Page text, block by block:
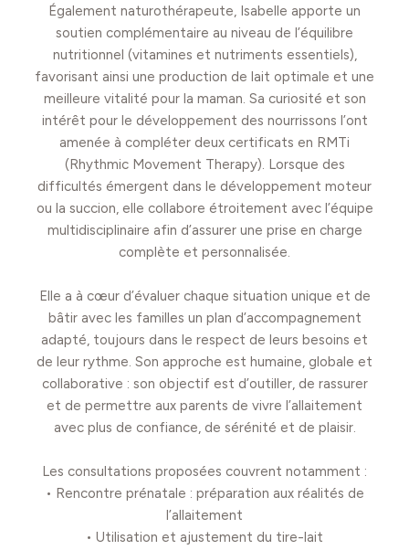
Également naturothérapeute, Isabelle apporte un
soutien complémentaire au niveau de l’équilibre
nutritionnel (vitamines et nutriments essentiels),
favorisant ainsi une production de lait optimale et une
meilleure vitalité pour la maman. Sa curiosité et son
intérêt pour le développement des nourrissons l’ont
amenée à compléter deux certificats en RMTi
(Rhythmic Movement Therapy). Lorsque des
difficultés émergent dans le développement moteur
ou la succion, elle collabore étroitement avec l’équipe
multidisciplinaire afin d’assurer une prise en charge
complète et personnalisée.
Elle a à cœur d’évaluer chaque situation unique et de
bâtir avec les familles un plan d’accompagnement
adapté, toujours dans le respect de leurs besoins et
de leur rythme. Son approche est humaine, globale et
collaborative : son objectif est d’outiller, de rassurer
et de permettre aux parents de vivre l’allaitement
avec plus de confiance, de sérénité et de plaisir.
Les consultations proposées couvrent notamment :
• Rencontre prénatale : préparation aux réalités de
l’allaitement
• Utilisation et ajustement du tire-lait